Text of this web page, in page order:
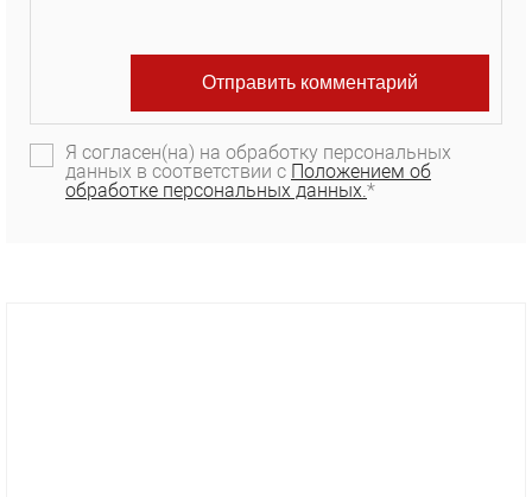
Я согласен(на) на обработку персональных
данных в соответствии с Положением об
обработке персональных данных.*